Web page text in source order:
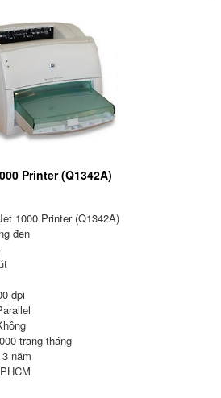
Printer (Q1342A)
1000 Printer (Q1342A)
đen
dpi
trang tháng
năm